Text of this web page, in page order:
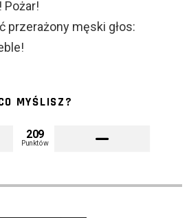
Pożar!
przerażony męski głos:
MYŚLISZ?
209
Punktów